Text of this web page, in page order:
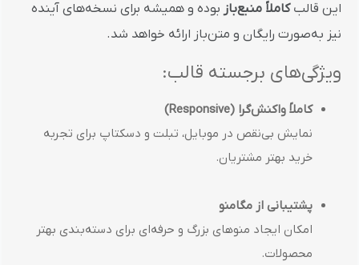
این قالبکاملاً منبع‌باز بوده و همیشه برای نسخه‌های آینده
نیز به‌صورت رایگان و متن‌باز ارائه خواهد شد.
ویژگی‌های برجسته قالب:
کاملاً واکنش‌گرا (Responsive)
نمایش بی‌نقص در موبایل، تبلت و دسکتاپ برای تجربه
خرید بهتر مشتریان.
پشتیبانی از مگامنو
امکان ایجاد منوهای بزرگ و حرفه‌ای برای دسته‌بندی بهتر
محصولات.